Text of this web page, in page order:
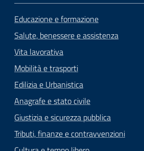
Educazione e formazione
Salute, benessere e assistenza
Vita lavorativa
Mobilità e trasporti
Edilizia e Urbanistica
Anagrafe e stato civile
Giustizia e sicurezza pubblica
Tributi, finanze e contravvenzioni